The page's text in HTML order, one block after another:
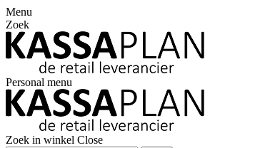
Menu
Zoek
Personal menu
Zoek in winkel Close